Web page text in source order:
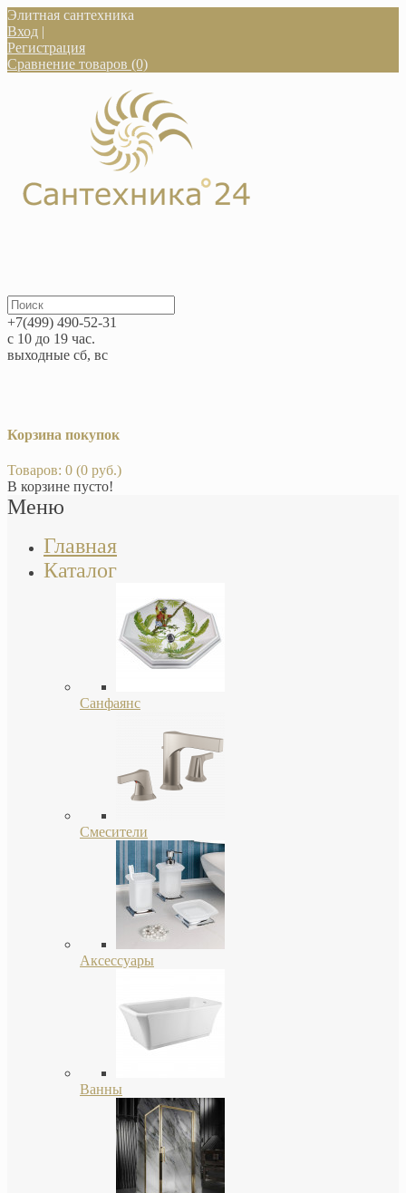
Элитная сантехника
Вход |
Регистрация
Сравнение товаров (0)
+7(499) 490-52-31
с 10 до 19 час.
выходные сб, вс
Корзина покупок
Товаров: 0 (0 руб.)
В корзине пусто!
Меню
Главная
Каталог
Санфаянс
Смесители
Аксессуары
Ванны